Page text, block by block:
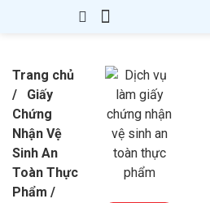
Trang chủ
/
Giấy
Chứng
Nhận Vệ
Sinh An
Toàn Thực
Phẩm /